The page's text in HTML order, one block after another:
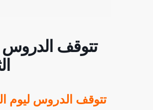
تتوقف الدروس
تتوقف الدروس ليوم